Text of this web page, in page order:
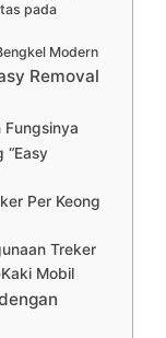
pada
Modern
Removal
Fungsinya
“Easy
Per Keong
Treker
Mobil